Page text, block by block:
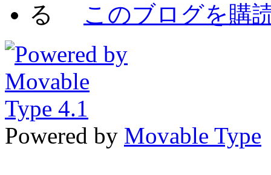
このブログを購
Powered by Movable Type